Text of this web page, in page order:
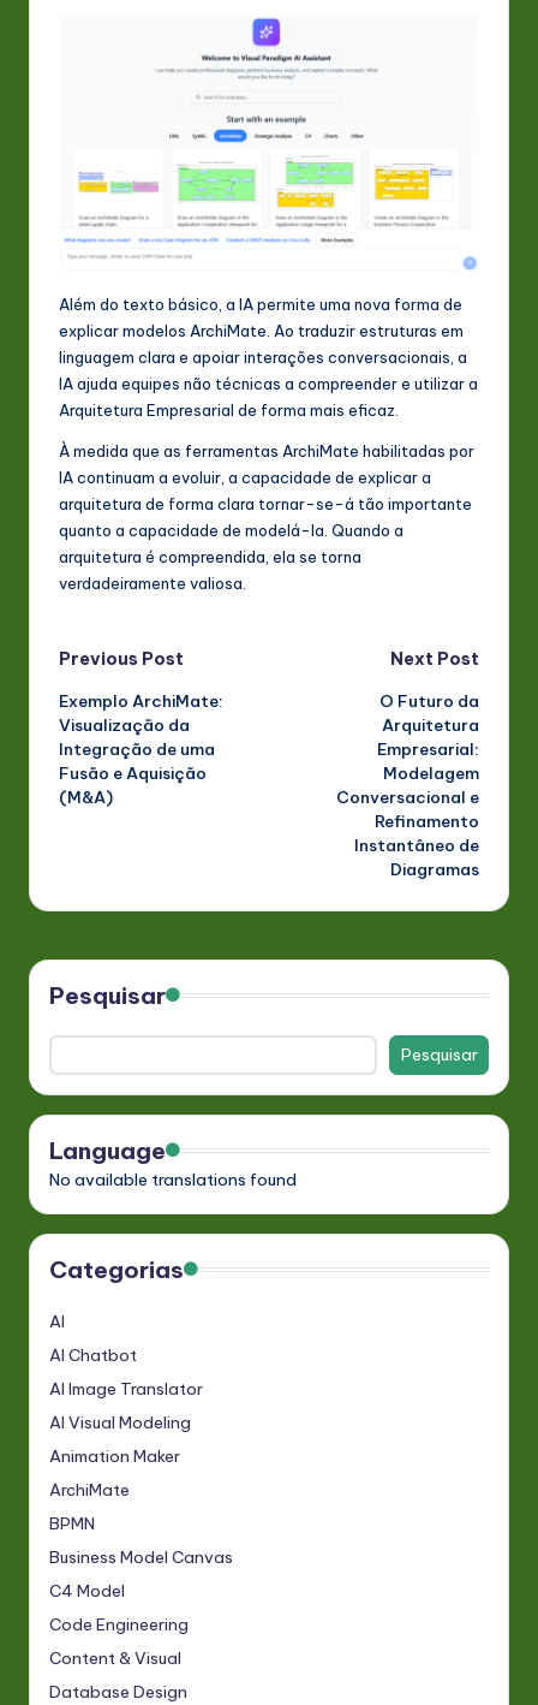
Além do texto básico, a IA permite uma nova forma de
explicar modelos ArchiMate. Ao traduzir estruturas em
linguagem clara e apoiar interações conversacionais, a
IA ajuda equipes não técnicas a compreender e utilizar a
Arquitetura Empresarial de forma mais eficaz.
À medida que as ferramentas ArchiMate habilitadas por
IA continuam a evoluir, a capacidade de explicar a
arquitetura de forma clara tornar-se-á tão importante
quanto a capacidade de modelá-la. Quando a
arquitetura é compreendida, ela se torna
verdadeiramente valiosa.
Post
navigation
Previous Post
Exemplo ArchiMate:
Visualização da
Integração de uma
Fusão e Aquisição
(M&A)
Next Post
O Futuro da
Arquitetura
Empresarial:
Modelagem
Conversacional e
Refinamento
Instantâneo de
Diagramas
Pesquisar
Pesquisar
Language
No available translations found
Categorias
AI
AI Chatbot
AI Image Translator
AI Visual Modeling
Animation Maker
ArchiMate
BPMN
Business Model Canvas
C4 Model
Code Engineering
Content & Visual
Database Design